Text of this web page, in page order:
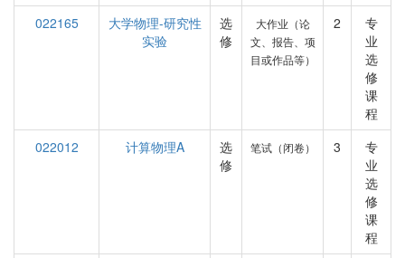
022165
大学物理-研究性
实验
选
修
大作业（论
文、报告、项
目或作品等）
2
专
业
选
修
课
程
022012
计算物理A
选
修
笔试（闭卷） 3
专
业
选
修
课
程